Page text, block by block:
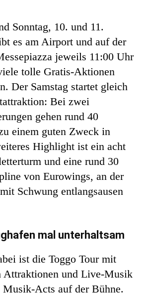
Sonntag, 10. und 11.
es am Airport und auf der
jeweils 11:00 Uhr
tolle Gratis-Aktionen
Der Samstag startet gleich
Bei zwei
gehen rund 40
einem guten Zweck in
Highlight ist ein acht
und eine rund 30
von Eurowings, an der
Schwung entlangsausen
mal unterhaltsam
ist die Toggo Tour mit
Attraktionen und Live-Musik
Musik-Acts auf der Bühne.